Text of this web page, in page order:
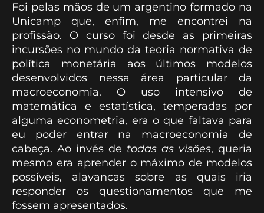
Foi pelas mãos de um argentino formado na
Unicamp que, enfim, me encontrei na
profissão. O curso foi desde as primeiras
incursões no mundo da teoria normativa de
política monetária aos últimos modelos
desenvolvidos nessa área particular da
macroeconomia. O uso intensivo de
matemática e estatística, temperadas por
alguma econometria, era o que faltava para
eu poder entrar na macroeconomia de
cabeça. Ao invés de todas as visões, queria
mesmo era aprender o máximo de modelos
possíveis, alavancas sobre as quais iria
responder os questionamentos que me
fossem apresentados.